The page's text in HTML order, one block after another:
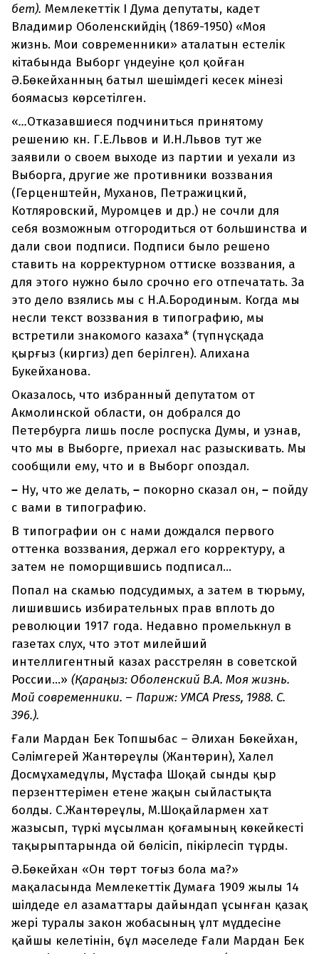
бет). Мемлекеттік І Дума депутаты, кадет
Владимир Оболенскийдің (1869-1950) «Моя
жизнь. Мои современники» аталатын естелік
кітабында Выборг үндеуіне қол қойған
Ә.Бөкейханның батыл шешімдегі кесек мінезі
боямасыз көрсетілген.
«...Отказавшиеся подчиниться принятому
решению кн. Г.Е.Львов и И.Н.Львов тут же
заявили о своем выходе из партии и уехали из
Выборга, другие же противники воззвания
(Герценштейн, Муханов, Петражицкий,
Котляровский, Муромцев и др.) не сочли для
себя возможным отгородиться от большинства и
дали свои подписи. Подписи было решено
ставить на корректурном оттиске воззвания, а
для этого нужно было срочно его отпечатать. За
это дело взялись мы с Н.А.Бородиным. Когда мы
несли текст воззвания в типографию, мы
встретили знакомого казаха* (түпнұсқада
қырғыз (киргиз) деп берілген). Алихана
Букейханова.
Оказалось, что избранный депутатом от
Акмолинской области, он добрался до
Петербурга лишь после роспуска Думы, и узнав,
что мы в Выборге, приехал нас разыскивать. Мы
сообщили ему, что и в Выборг опоздал.
– Ну, что же делать, – покорно сказал он, – пойду
с вами в типографию.
В типографии он с нами дождался первого
оттенка воззвания, держал его корректуру, а
затем не поморщившись подписал...
Попал на скамью подсудимых, а затем в тюрьму,
лишившись избирательных прав вплоть до
революции 1917 года. Недавно промелькнул в
газетах слух, что этот милейший
интеллигентный казах расстрелян в советской
России...» (Қараңыз: Оболенский В.А. Моя жизнь.
Мой современники. – Париж: УМСА Press, 1988. С.
396.).
Ғали Мардан Бек Топшыбас – Әлихан Бөкейхан,
Сәлімгерей Жантөреұлы (Жантөрин), Халел
Досмұхамедұлы, Мұстафа Шоқай сынды қыр
перзенттерімен етене жақын сыйластықта
болды. С.Жантөреұлы, М.Шоқайлармен хат
жазысып, түркі мұсылман қоғамының көкейкесті
тақырыптарында ой бөлісіп, пікірлесіп тұрды.
Ә.Бөкейхан «Он төрт тоғыз бола ма?»
мақаласында Мемлекеттік Думаға 1909 жылы 14
шілдеде ел азаматтары дайындап ұсынған қазақ
жері туралы закон жобасының ұлт мүддесіне
қайшы келетінін, бұл мәселеде Ғали Мардан Бек